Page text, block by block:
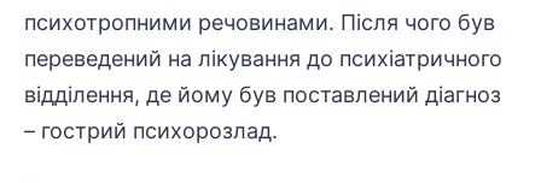
психотропними речовинами. Після чого був
переведений на лікування до психіатричного
відділення, де йому був поставлений діагноз
– гострий психорозлад.